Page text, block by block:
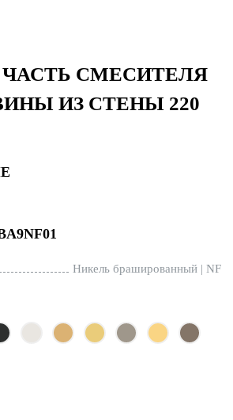
СМЕСИТЕЛЯ
ИЗ СТЕНЫ 220
Никель брашированный | NF